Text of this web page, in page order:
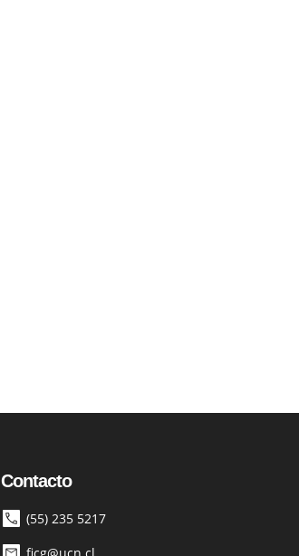
Contacto
(55) 235 5217